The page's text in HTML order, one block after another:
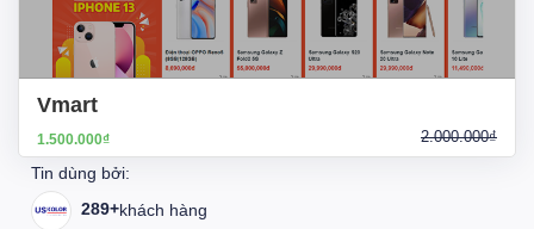
Vmart
1.500.000₫ 2.000.000₫
Tin dùng bởi:
289+khách hàng